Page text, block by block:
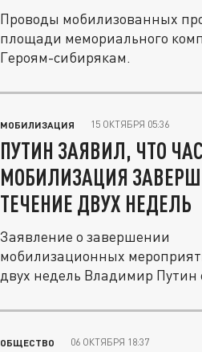
Проводы мобилизованных
площади мемориального
Героям-сибирякам.
МОБИЛИЗАЦИЯ 15 ОКТЯБРЯ 05:36
ПУТИН ЗАЯВИЛ, ЧТО
МОБИЛИЗАЦИЯ
ТЕЧЕНИЕ ДВУХ НЕДЕЛЬ
Заявление о завершении
мобилизационных
двух недель Владимир Путин
ОБЩЕСТВО 06 ОКТЯБРЯ 18:37